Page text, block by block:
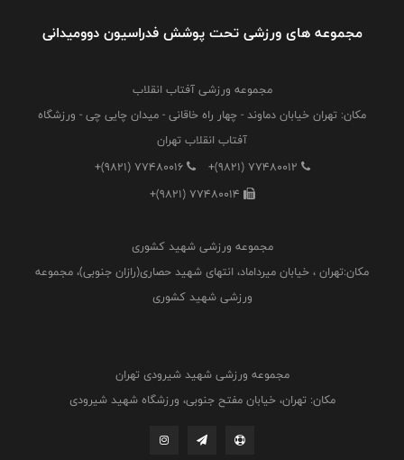
مجموعه های ورزشی تحت پوشش فدراسیون دوومیدانی
مجموعه ورزشی آفتاب انقلاب
مکان: تهران خیابان دماوند - چهار راه خاقانی - میدان چایی چی - ورزشگاه
آفتاب انقلاب تهران
+(9821) 77480012
+(9821) 77480016
+(9821) 77480014
مجموعه ورزشی شهید کشوری
مکان:تهران ، خیابان میرداماد، انتهای شهید حصاری(رازان جنوبی)، مجموعه
ورزشی شهید کشوری
مجموعه ورزشی شهید شیرودی تهران
مکان: تهران، خیابان مفتح جنوبی، ورزشگاه شهید شیرودی